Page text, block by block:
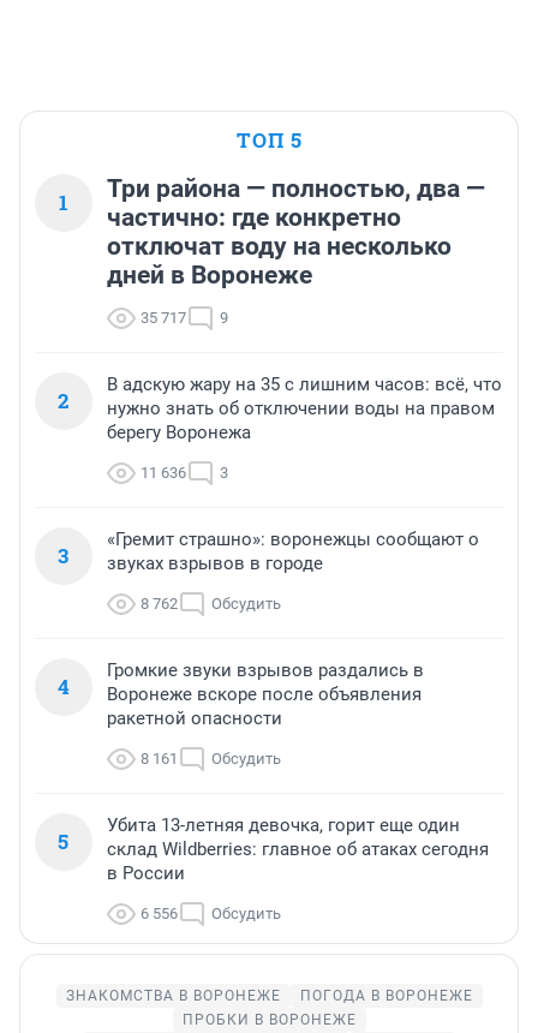
ТОП 5
1
Три района — полностью, два —
частично: где конкретно
отключат воду на несколько
дней в Воронеже
35 717 9
2
В адскую жару на 35 с лишним часов: всё, что
нужно знать об отключении воды на правом
берегу Воронежа
11 636 3
3
«Гремит страшно»: воронежцы сообщают о
звуках взрывов в городе
8 762 Обсудить
4
Громкие звуки взрывов раздались в
Воронеже вскоре после объявления
ракетной опасности
8 161 Обсудить
5
Убита 13-летняя девочка, горит еще один
склад Wildberries: главное об атаках сегодня
в России
6 556 Обсудить
ЗНАКОМСТВА В ВОРОНЕЖЕ
ПОГОДА В ВОРОНЕЖЕ
ПРОБКИ В ВОРОНЕЖЕ